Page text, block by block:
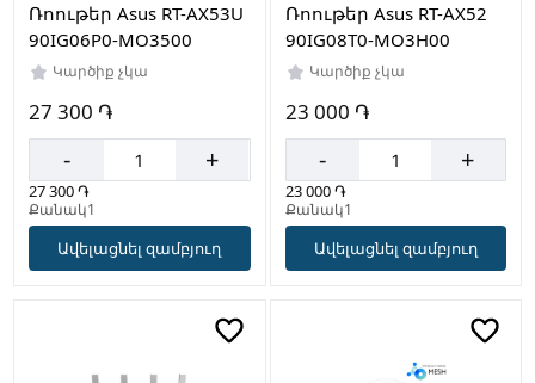
Ռոութեր Asus RT-AX53U
90IG06P0-MO3500
Կարծիք չկա
27 300 ֏
- +
27 300 ֏
Քանակ1
Ավելացնել զամբյուղ
Ռոութեր Asus RT-AX52
90IG08T0-MO3H00
Կարծիք չկա
23 000 ֏
- +
23 000 ֏
Քանակ1
Ավելացնել զամբյուղ